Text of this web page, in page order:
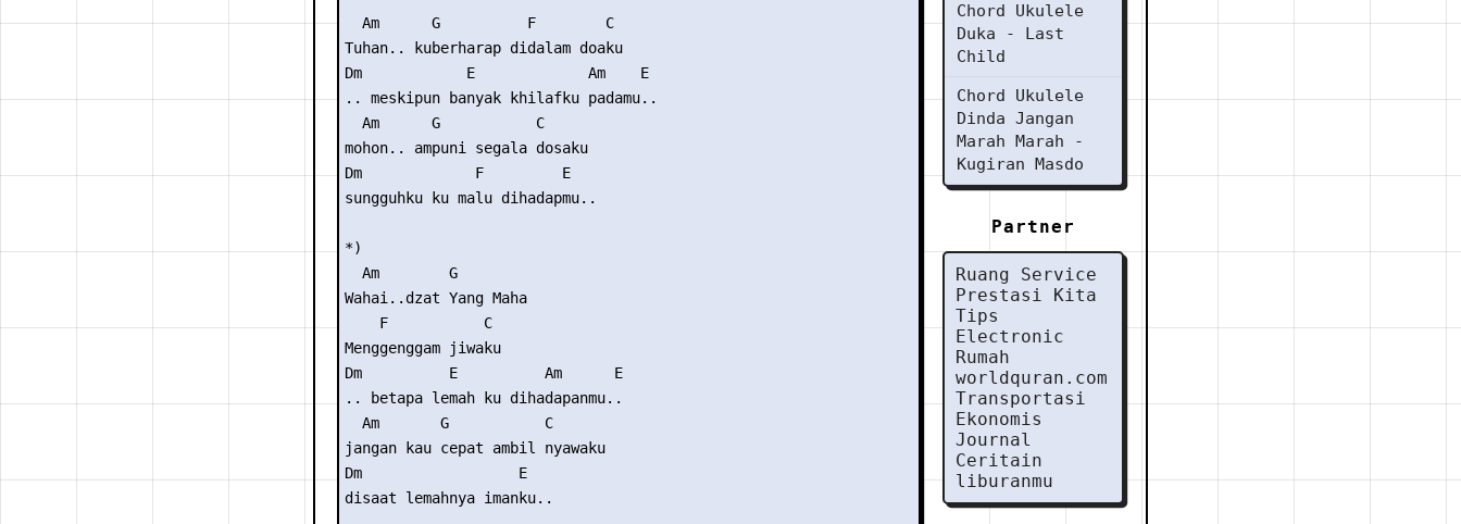
  Am      G          F        C
Tuhan.. kuberharap didalam doaku
Dm            E             Am    E
.. meskipun banyak khilafku padamu..
  Am      G           C
mohon.. ampuni segala dosaku
Dm             F         E
sungguhku ku malu dihadapmu..
*)
  Am        G
Wahai..dzat Yang Maha
    F           C
Menggenggam jiwaku
Dm          E          Am      E
.. betapa lemah ku dihadapanmu..
  Am       G           C
jangan kau cepat ambil nyawaku
Dm                  E
disaat lemahnya imanku..
Chord Ukulele
Duka - Last
Child
Chord Ukulele
Dinda Jangan
Marah Marah -
Kugiran Masdo
Partner
Ruang Service
Prestasi Kita
Tips
Electronic
Rumah
worldquran.com
Transportasi
Ekonomis
Journal
Ceritain
liburanmu